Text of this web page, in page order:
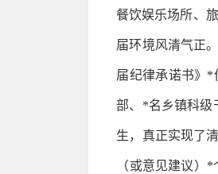
餐饮娱乐场所、
届环境风清气正
届纪律承诺书》*
部、*名乡镇科级
生，真正实现了
（或意见建议）